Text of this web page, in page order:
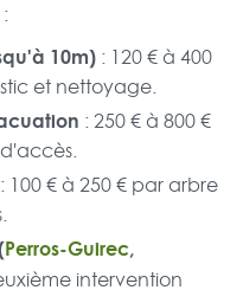
10m) : 120 € à 400
et nettoyage.
: 250 € à 800 €
: 100 € à 250 € par arbre
Perros-Guirec,
intervention